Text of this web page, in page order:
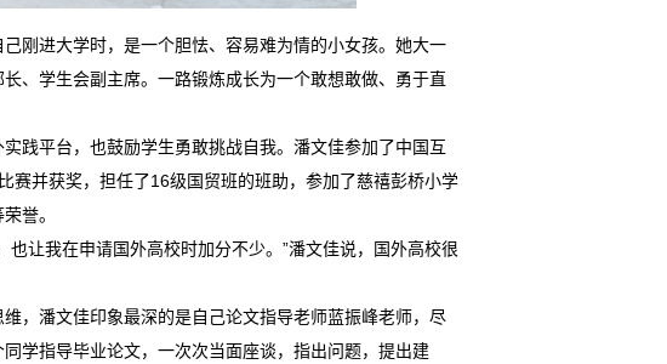
刚进大学时，是一个胆怯、容易难为情的小女孩。她大一
、学生会副主席。一路锻炼成长为一个敢想敢做、勇于直
践平台，也鼓励学生勇敢挑战自我。潘文佳参加了中国互
赛并获奖，担任了16级国贸班的班助，参加了慈禧彭桥小学
誉。
也让我在申请国外高校时加分不少。”潘文佳说，国外高校很
，潘文佳印象最深的是自己论文指导老师蓝振峰老师，尽
学指导毕业论文，一次次当面座谈，指出问题，提出建